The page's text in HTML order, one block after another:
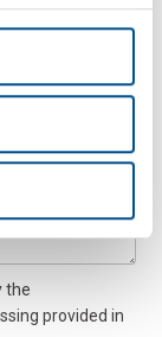
the
provided in